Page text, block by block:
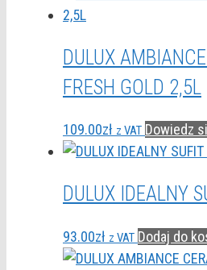
DULUX
FRESH GOLD 2,5L
109.00zł z VAT Dowiedz
DULUX IDEALNY
93.00zł z VAT Dodaj do